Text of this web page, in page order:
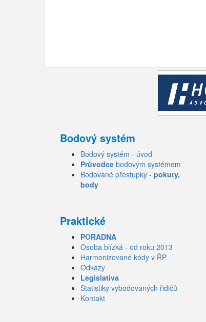
Bodový systém
Bodový systém - úvod
Průvodce bodovým systémem
Bodované přestupky - pokuty,
body
Praktické
PORADNA
Osoba blízká - od roku 2013
Harmonizované kódy v ŘP
Odkazy
Legislativa
Statistiky vybodovaných řidičů
Kontakt